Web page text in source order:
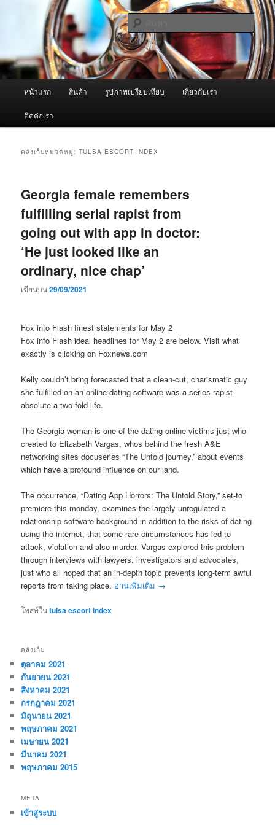
หลัก ผู้นำเข้าเครื่องพ่นหมอกควัน Best
Fogger / Fogger One และ อะไหล่
จำหน่ายเครื่องพ่นหมอกควัน คุณภาพดี บริการด้วยความจริงใจ
ค้นหา
หน้าแรก สินค้า รูปภาพเปรียบเทียบ เกี่ยวกับเรา
ติดต่อเรา
คลังเก็บหมวดหมู่:TULSA ESCORT INDEX
Georgia female remembers
fulfilling serial rapist from
going out with app in doctor:
‘He just looked like an
ordinary, nice chap’
เขียนบน29/09/2021
Fox info Flash finest statements for May 2
Fox info Flash ideal headlines for May 2 are below. Visit what
exactly is clicking on Foxnews.com
Kelly couldn’t bring forecasted that a clean-cut, charismatic guy
she fulfilled on an online dating software was a series rapist
absolute a two fold life.
The Georgia woman is one of the dating online victims just who
created to Elizabeth Vargas, whos behind the fresh A&E
networking sites docuseries “The Untold journey,” about events
which have a profound influence on our land.
The occurrence, “Dating App Horrors: The Untold Story,” set-to
premiere this monday, examines the largely unregulated a
relationship software background in addition to the risks of dating
using the internet, that some rare circumstances has led to
attack, violation and also murder. Vargas explored this problem
through interviews with lawyers, investigators and advocates,
just who all hoped that an in-depth topic prevents long-term awful
reports from taking place. อ่านเพิ่มเติม →
โพสท์ในtulsa escort index
คลังเก็บ
ตุลาคม 2021
กันยายน 2021
สิงหาคม 2021
กรกฎาคม 2021
มิถุนายน 2021
พฤษภาคม 2021
เมษายน 2021
มีนาคม 2021
พฤษภาคม 2015
META
เข้าสู่ระบบ